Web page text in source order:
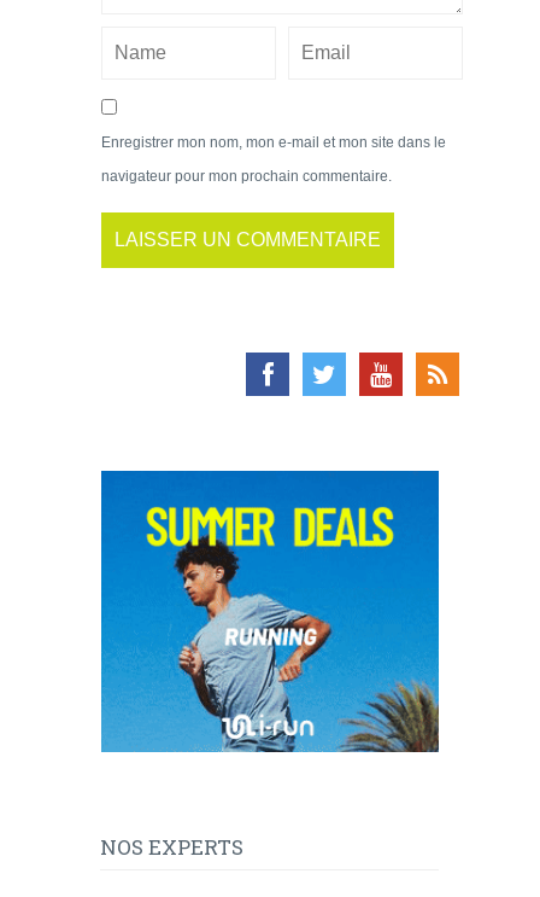
Enregistrer mon nom, mon e-mail et mon site dans le
navigateur pour mon prochain commentaire.
NOS EXPERTS